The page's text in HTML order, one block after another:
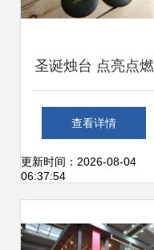
圣诞烛台 点亮点燃
家居气氛的完美选
择
查看详情
更新时间：2026-08-04
06:37:54